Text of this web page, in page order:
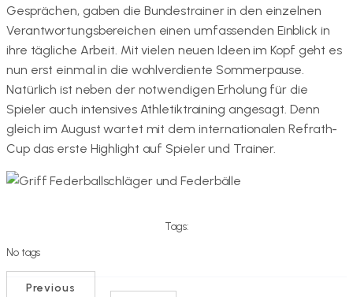
Gesprächen, gaben die Bundestrainer in den einzelnen
Verantwortungsbereichen einen umfassenden Einblick in
ihre tägliche Arbeit. Mit vielen neuen Ideen im Kopf geht es
nun erst einmal in die wohlverdiente Sommerpause.
Natürlich ist neben der notwendigen Erholung für die
Spieler auch intensives Athletiktraining angesagt. Denn
gleich im August wartet mit dem internationalen Refrath-
Cup das erste Highlight auf Spieler und Trainer.
Tags:
No tags
Previous